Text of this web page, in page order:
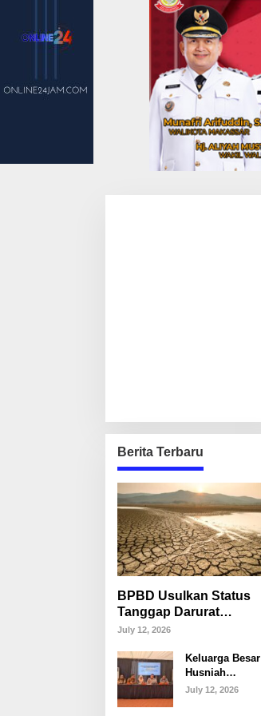
Berita Terbaru
BPBD Usulkan Status
Tanggap Darurat
Kekeringan di Makassar,
Mulai Krisis Air Bersih
July 12, 2026
Keluarga Besar
Husniah
Talenrang
July 12, 2026